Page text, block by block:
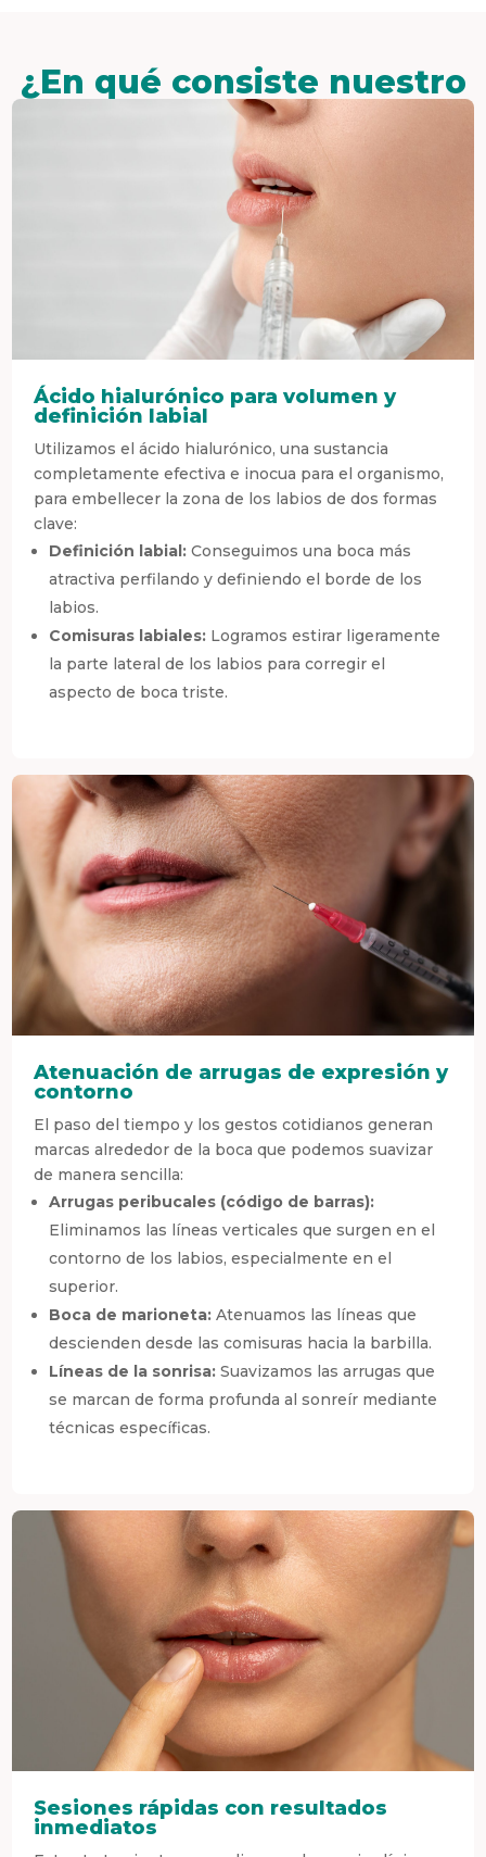
¿En qué consiste nuestro
tratamiento?
Ácido hialurónico para volumen y
definición labial
Utilizamos el ácido hialurónico, una sustancia
completamente efectiva e inocua para el organismo,
para embellecer la zona de los labios de dos formas
clave:
Definición labial: Conseguimos una boca más
atractiva perfilando y definiendo el borde de los
labios.
Comisuras labiales: Logramos estirar ligeramente
la parte lateral de los labios para corregir el
aspecto de boca triste.
Atenuación de arrugas de expresión y
contorno
El paso del tiempo y los gestos cotidianos generan
marcas alrededor de la boca que podemos suavizar
de manera sencilla:
Arrugas peribucales (código de barras):
Eliminamos las líneas verticales que surgen en el
contorno de los labios, especialmente en el
superior.
Boca de marioneta: Atenuamos las líneas que
descienden desde las comisuras hacia la barbilla.
Líneas de la sonrisa: Suavizamos las arrugas que
se marcan de forma profunda al sonreír mediante
técnicas específicas.
Sesiones rápidas con resultados
inmediatos